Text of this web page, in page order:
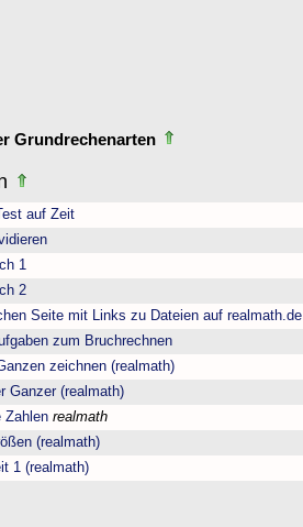
Grundrechenarten
auf Zeit
1
2
Seite mit Links zu Dateien auf realmath.de
zum Bruchrechnen
zeichnen (realmath)
Ganzer (realmath)
Zahlen realmath
(realmath)
1 (realmath)